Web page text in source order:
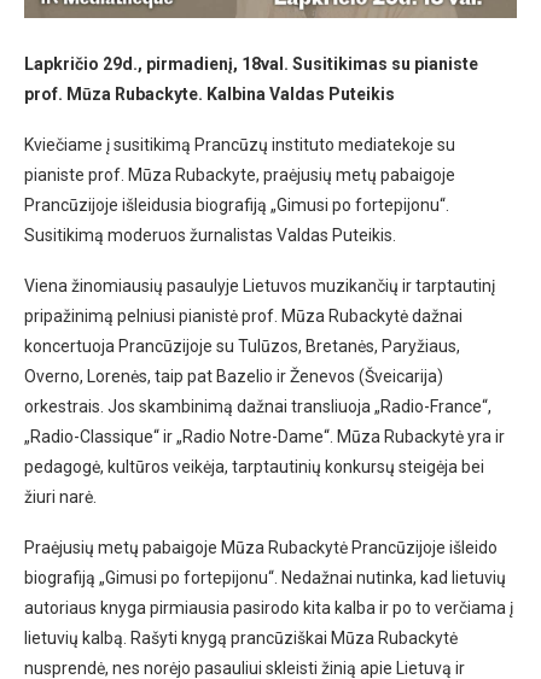
Lapkričio 29d., pirmadienį, 18val. Susitikimas su pianiste
prof. Mūza Rubackyte. Kalbina Valdas Puteikis
Kviečiame į susitikimą Prancūzų instituto mediatekoje su
pianiste prof. Mūza Rubackyte, praėjusių metų pabaigoje
Prancūzijoje išleidusia biografiją „Gimusi po fortepijonu“.
Susitikimą moderuos žurnalistas Valdas Puteikis.
Viena žinomiausių pasaulyje Lietuvos muzikančių ir tarptautinį
pripažinimą pelniusi pianistė prof. Mūza Rubackytė dažnai
koncertuoja Prancūzijoje su Tulūzos, Bretanės, Paryžiaus,
Overno, Lorenės, taip pat Bazelio ir Ženevos (Šveicarija)
orkestrais. Jos skambinimą dažnai transliuoja „Radio-France“,
„Radio-Classique“ ir „Radio Notre-Dame“. Mūza Rubackytė yra ir
pedagogė, kultūros veikėja, tarptautinių konkursų steigėja bei
žiuri narė.
Praėjusių metų pabaigoje Mūza Rubackytė Prancūzijoje išleido
biografiją „Gimusi po fortepijonu“. Nedažnai nutinka, kad lietuvių
autoriaus knyga pirmiausia pasirodo kita kalba ir po to verčiama į
lietuvių kalbą. Rašyti knygą prancūziškai Mūza Rubackytė
nusprendė, nes norėjo pasauliui skleisti žinią apie Lietuvą ir